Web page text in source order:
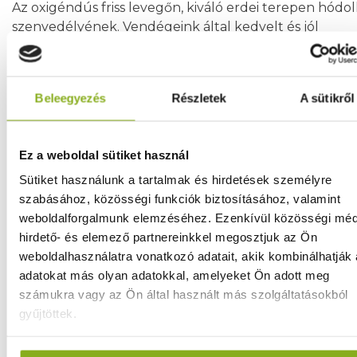
Beleegyezés Részletek A sütikről
Ez a weboldal sütiket használ
Sütiket használunk a tartalmak és hirdetések személyre
szabásához, közösségi funkciók biztosításához, valamint
weboldalforgalmunk elemzéséhez. Ezenkívül közösségi
hirdető- és elemező partnereinkkel megosztjuk az Ön
weboldalhasználatra vonatkozó adatait, akik kombinálhatják
adatokat más olyan adatokkal, amelyeket Ön adott meg
számukra vagy az Ön által használt más szolgáltatásokból
gyűjtöttek.
Az oxigéndús friss levegőn, kiváló erdei terepen
szenvedélyének. Vendégeink által kedvelt és jól
bevált különböző távolságú útvonalakat ajánlunk
a recepción.
Tenisz, teke, lovaglás
teniszpálya található. Lovaglásra a közeli Tormaföldön
recepción kérhető.
Horgászat
Privát horgásztavunk 10 km-re található a szállodától,
mely kizárólag a hotel vendégei részére érhető el
jegy ellenében. Állami engedély nem szükséges.
horgászatra van lehetőség.
Vadászat